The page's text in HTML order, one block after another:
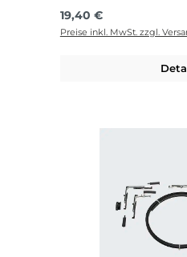
Regulärer Preis:
19,40 €
Preise inkl. MwSt. zzgl.